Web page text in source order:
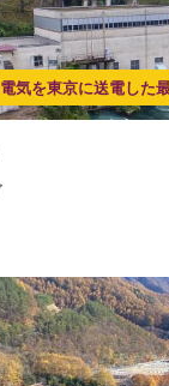
気を東京に送電した